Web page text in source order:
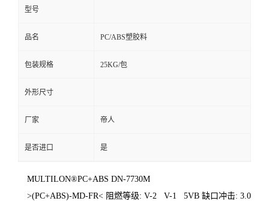
型号
品名 PC/ABS塑胶料
包装规格 25KG/包
外形尺寸
厂家 帝人
是否进口 是
MULTILON®PC+ABS DN-7730M
>(PC+ABS)-MD-FR< 阻燃等级: V-2 V-1 5VB 缺口冲击: 3.0